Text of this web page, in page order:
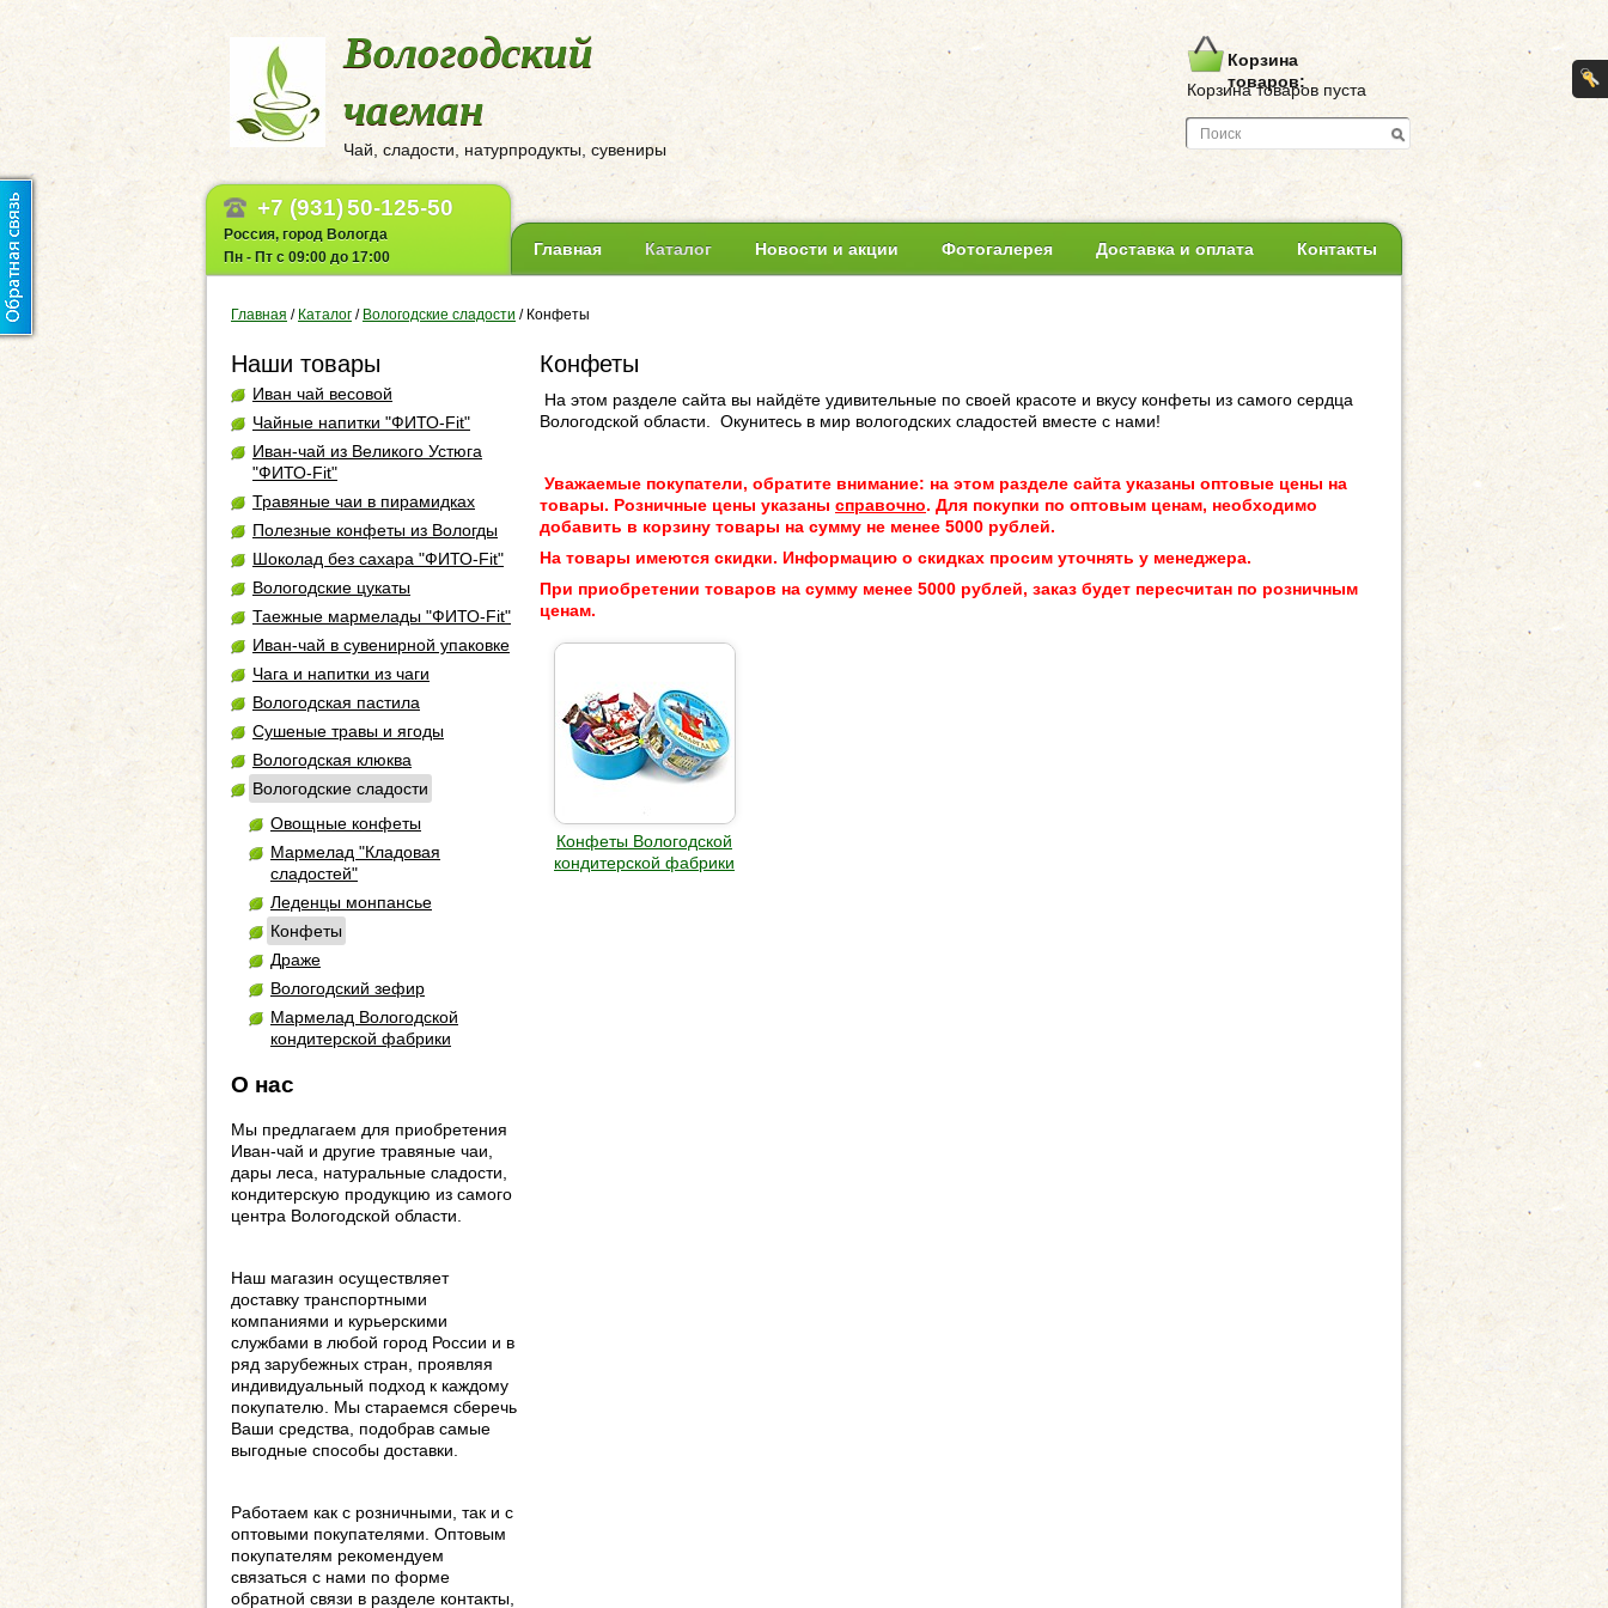
Вологодский
чаеман
Чай, сладости, натурпродукты, сувениры
Корзина
товаров:
Корзина товаров пуста
+7 (931)50-125-50
Россия, город Вологда
Пн - Пт с 09:00 до 17:00
Главная Каталог Новости и акции Фотогалерея Доставка и оплата Контакты
Главная / Каталог / Вологодские сладости / Конфеты
Наши товары
Иван чай весовой
Чайные напитки "ФИТО-Fit"
Иван-чай из Великого Устюга
"ФИТО-Fit"
Травяные чаи в пирамидках
Полезные конфеты из Вологды
Шоколад без сахара "ФИТО-Fit"
Вологодские цукаты
Таежные мармелады "ФИТО-Fit"
Иван-чай в сувенирной упаковке
Чага и напитки из чаги
Вологодская пастила
Сушеные травы и ягоды
Вологодская клюква
Вологодские сладости
Овощные конфеты
Мармелад "Кладовая
сладостей"
Леденцы монпансье
Конфеты
Драже
Вологодский зефир
Мармелад Вологодской
кондитерской фабрики
О нас
Мы предлагаем для приобретения
Иван-чай и другие травяные чаи,
дары леса, натуральные сладости,
кондитерскую продукцию из самого
центра Вологодской области.
Наш магазин осуществляет
доставку транспортными
компаниями и курьерскими
службами в любой город России и в
ряд зарубежных стран, проявляя
индивидуальный подход к каждому
покупателю. Мы стараемся сберечь
Ваши средства, подобрав самые
выгодные способы доставки.
Работаем как с розничными, так и с
оптовыми покупателями. Оптовым
покупателям рекомендуем
связаться с нами по форме
обратной связи в разделе контакты,
Конфеты
На этом разделе сайта вы найдёте удивительные по своей красоте и вкусу конфеты из самого сердца
Вологодской области. Окунитесь в мир вологодских сладостей вместе с нами!
Уважаемые покупатели, обратите внимание: на этом разделе сайта указаны оптовые цены на
товары. Розничные цены указаны справочно. Для покупки по оптовым ценам, необходимо
добавить в корзину товары на сумму не менее 5000 рублей.
На товары имеются скидки. Информацию о скидках просим уточнять у менеджера.
При приобретении товаров на сумму менее 5000 рублей, заказ будет пересчитан по розничным
ценам.
Конфеты Вологодской
кондитерской фабрики